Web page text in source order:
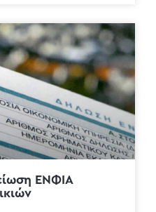
ΕΝΦΙΑ